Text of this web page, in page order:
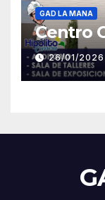
GAD LA MANA
Centro
26/01/2026